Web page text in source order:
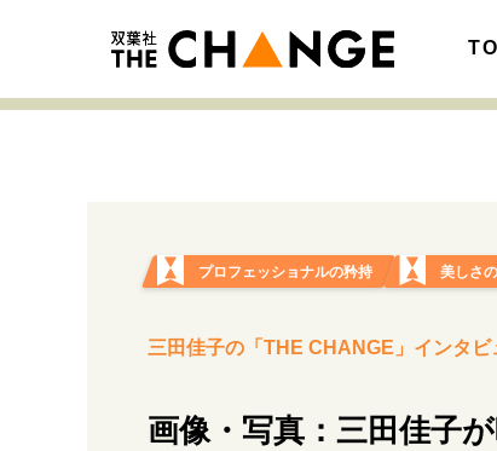
SPECIAL 注目の記事テーマで探す
キャリア・働き方
プロフェッショナルの矜持 美しさ
三田佳子の「THE CHANGE」インタビ
画像・写真：三田佳子